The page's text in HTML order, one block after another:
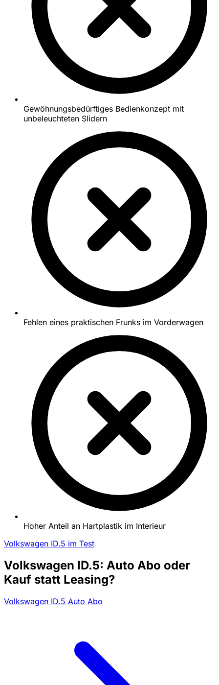
Gewöhnungsbedürftiges Bedienkonzept mit
unbeleuchteten Slidern
Fehlen eines praktischen Frunks im Vorderwagen
Hoher Anteil an Hartplastik im Interieur
Volkswagen ID.5 im Test
Volkswagen ID.5: Auto Abo oder
Kauf statt Leasing?
Volkswagen ID.5 Auto Abo